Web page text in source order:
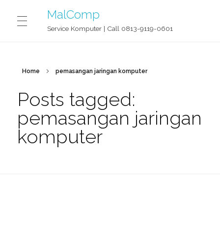
MalComp
Service Komputer | Call 0813-9119-0601
CONTACT
BLOG
Home pemasangan jaringan komputer
Posts tagged:
pemasangan jaringan
komputer